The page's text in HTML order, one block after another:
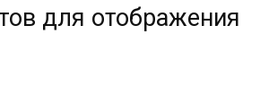
для отображения